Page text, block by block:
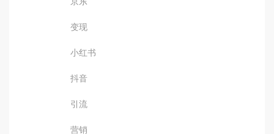
变现
小红书
抖音
引流
营销